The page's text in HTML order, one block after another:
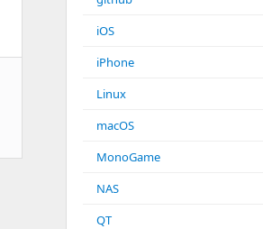
iOS
iPhone
Linux
macOS
MonoGame
NAS
QT